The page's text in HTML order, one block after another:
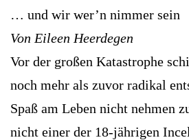
… und wir wer’n nimmer sein
Von Eileen Heerdegen
Vor der großen Katastrophe
noch mehr als zuvor radikal
Spaß am Leben nicht nehmen
nicht einer der 18-jährigen